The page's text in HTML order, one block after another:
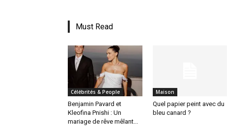
Must Read
Célébrités & People
Benjamin Pavard et
Kleofina Pnishi : Un
mariage de rêve mêlant...
Maison
Quel papier peint avec du
bleu canard ?